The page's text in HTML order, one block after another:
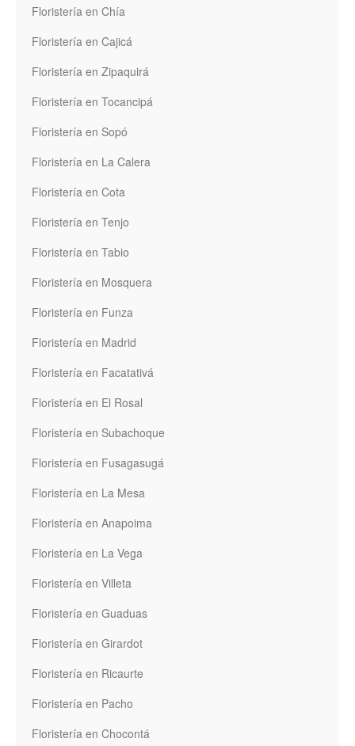
Floristería en Chía
Floristería en Cajicá
Floristería en Zipaquirá
Floristería en Tocancipá
Floristería en Sopó
Floristería en La Calera
Floristería en Cota
Floristería en Tenjo
Floristería en Tabio
Floristería en Mosquera
Floristería en Funza
Floristería en Madrid
Floristería en Facatativá
Floristería en El Rosal
Floristería en Subachoque
Floristería en Fusagasugá
Floristería en La Mesa
Floristería en Anapoima
Floristería en La Vega
Floristería en Villeta
Floristería en Guaduas
Floristería en Girardot
Floristería en Ricaurte
Floristería en Pacho
Floristería en Chocontá